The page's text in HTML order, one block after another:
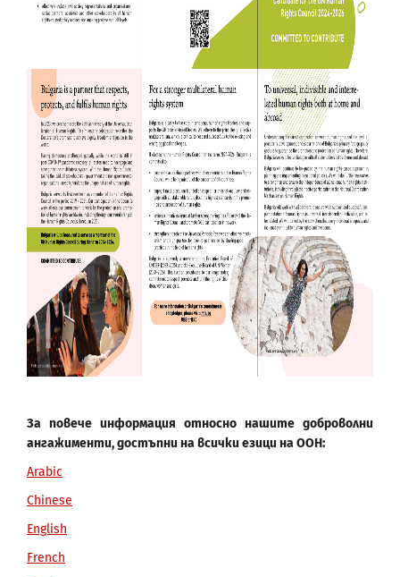
За повече информация относно нашите доброволни
ангажименти, достъпни на всички езици на ООН:
Arabic
Chinese
English
French